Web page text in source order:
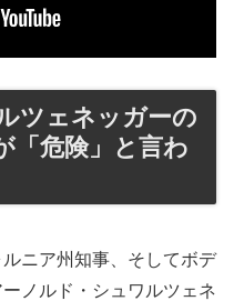
ツェネッガーの
「危険」と言わ
ニア州知事、そしてボデ
ノルド・シュワルツェネ